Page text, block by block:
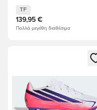
TF
139,95 €
Πολλά μεγέθη διαθέσιμα
Ανοίγει ένα Modal για